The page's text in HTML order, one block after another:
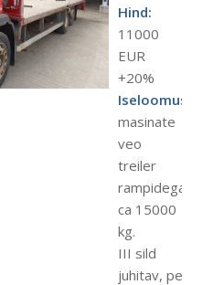
Hind:
11000
EUR
+20%
Iseloomustus:
masinate
veo
treiler
rampidega,
ca 15000
kg.
III sild
juhitav,